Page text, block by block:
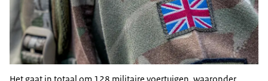
Het gaat in totaal om 128 militaire voertuigen, waaronder